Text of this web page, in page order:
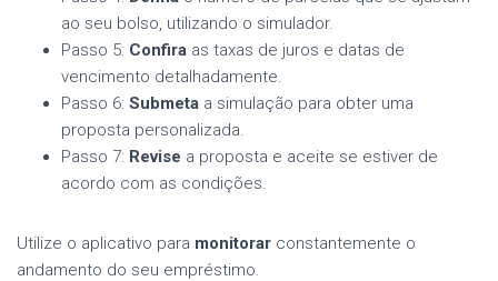
ao seu bolso, utilizando o simulador.
Passo 5: Confira as taxas de juros e datas de
vencimento detalhadamente.
Passo 6: Submeta a simulação para obter uma
proposta personalizada.
Passo 7: Revise a proposta e aceite se estiver de
acordo com as condições.
Utilize o aplicativo para monitorar constantemente o
andamento do seu empréstimo.